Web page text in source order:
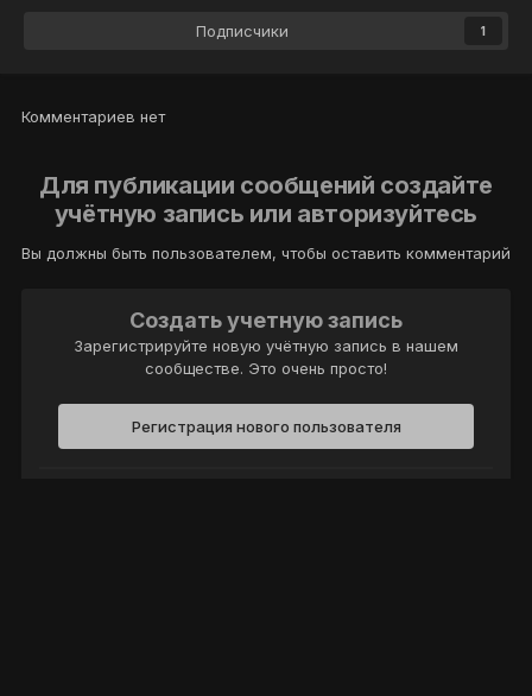
Подписчики 1
Комментариев нет
Для публикации сообщений создайте
учётную запись или авторизуйтесь
Вы должны быть пользователем, чтобы оставить комментарий
Создать учетную запись
Зарегистрируйте новую учётную запись в нашем
сообществе. Это очень просто!
Регистрация нового пользователя